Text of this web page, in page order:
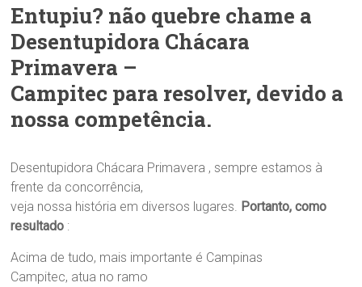
Entupiu? não quebre chame a
Desentupidora Chácara
Primavera –
Campitec para resolver, devido a
nossa competência.
Desentupidora Chácara Primavera , sempre estamos à
frente da concorrência,
veja nossa história em diversos lugares. Portanto, como
resultado :
Acima de tudo, mais importante é Campinas
Campitec, atua no ramo